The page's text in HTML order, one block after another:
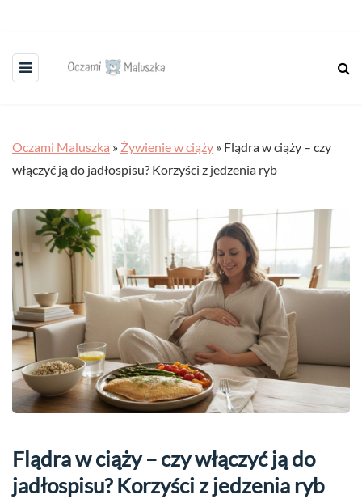
Oczami Maluszka » Żywienie w ciąży » Flądra w ciąży – czy
włączyć ją do jadłospisu? Korzyści z jedzenia ryb
Flądra w ciąży – czy włączyć ją do
jadłospisu? Korzyści z jedzenia ryb